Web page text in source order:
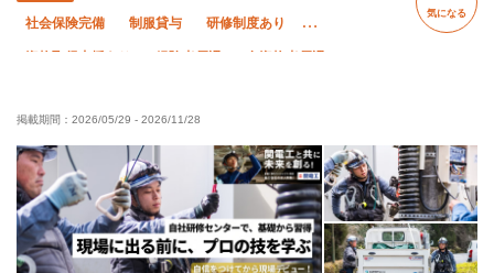
社会保険完備 制服貸与 研修制度あり
資格取得支援あり 経験者優遇 有資格者優遇
年末年始休暇 車・バイク通勤OK
気になる
掲載期間： 2026/05/29 - 2026/11/28